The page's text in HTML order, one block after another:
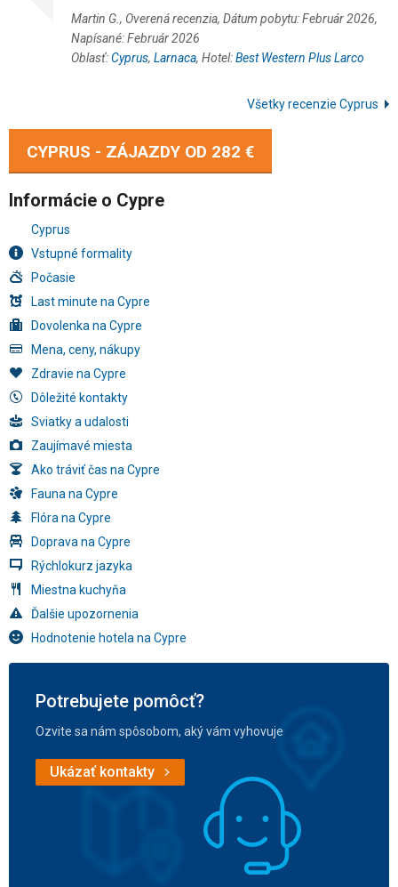
Martin G., Overená recenzia, Dátum pobytu: Február 2026,
Napísané: Február 2026
Oblasť:Cyprus, Larnaca, Hotel:Best Western Plus Larco
Všetky recenzie Cyprus
CYPRUS - ZÁJAZDY OD 282 €
Informácie o Cypre
Cyprus
Vstupné formality
Počasie
Last minute na Cypre
Dovolenka na Cypre
Mena, ceny, nákupy
Zdravie na Cypre
Dôležité kontakty
Sviatky a udalosti
Zaujímavé miesta
Ako tráviť čas na Cypre
Fauna na Cypre
Flóra na Cypre
Doprava na Cypre
Rýchlokurz jazyka
Miestna kuchyňa
Ďalšie upozornenia
Hodnotenie hotela na Cypre
Potrebujete pomôcť?
Ozvite sa nám spôsobom, aký vám vyhovuje
Ukázať kontakty